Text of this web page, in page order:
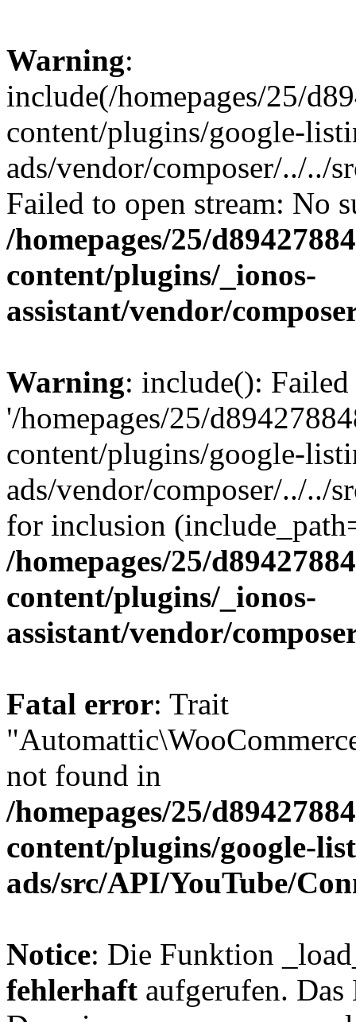
Warning:
include(/homepages/25/
content/plugins/google-
ads/vendor/composer/../../
Failed to open stream: No
/homepages/25/
content/plugins/_ionos-
assistant/vendor/
Warning: include():
'/homepages/25/
content/plugins/google-
ads/vendor/composer/../../
for inclusion
/homepages/25/
content/plugins/_ionos-
assistant/vendor/
Fatal error: Trait
not found in
/homepages/25/
content/plugins/google-
ads/src/API/YouTube/
Notice: Die Funktion
fehlerhaft aufgerufen.